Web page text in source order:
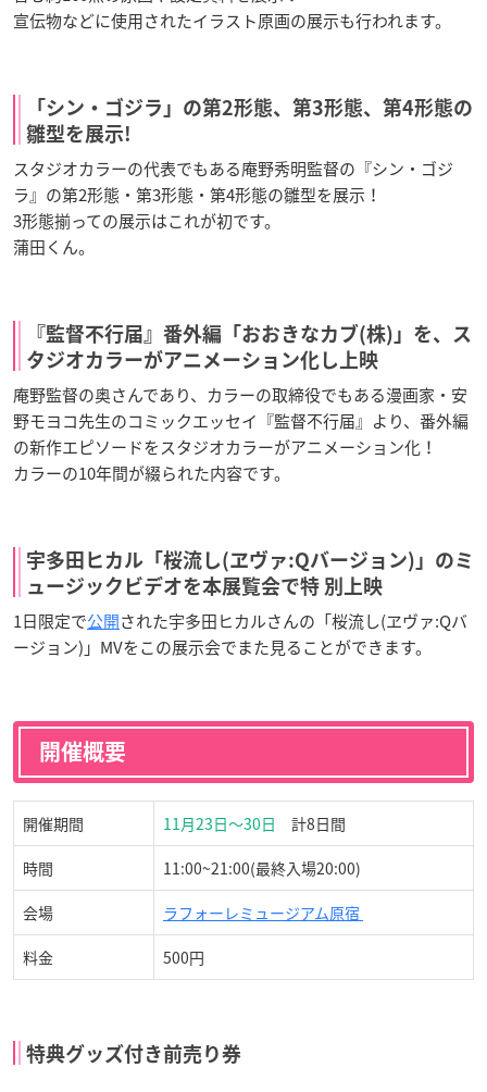
宣伝物などに使用されたイラスト原画の展示も行われます。
「シン・ゴジラ」の第2形態、第3形態、第4形態の
雛型を展示!
スタジオカラーの代表でもある庵野秀明監督の『シン・ゴジ
ラ』の第2形態・第3形態・第4形態の雛型を展示！
3形態揃っての展示はこれが初です。
蒲田くん。
『監督不行届』番外編「おおきなカブ(株)」を、ス
タジオカラーがアニメーション化し上映
庵野監督の奥さんであり、カラーの取締役でもある漫画家・安
野モヨコ先生のコミックエッセイ『監督不行届』より、番外編
の新作エピソードをスタジオカラーがアニメーション化！
カラーの10年間が綴られた内容です。
宇多田ヒカル「桜流し(ヱヴァ:Qバージョン)」のミ
ュージックビデオを本展覧会で特 別上映
1日限定で公開された宇多田ヒカルさんの「桜流し(ヱヴァ:Qバ
ージョン)」MVをこの展示会でまた見ることができます。
開催概要
開催期間 11月23日〜30日 計8日間
時間 11:00~21:00(最終入場20:00)
会場 ラフォーレミュージアム原宿
料金 500円
特典グッズ付き前売り券